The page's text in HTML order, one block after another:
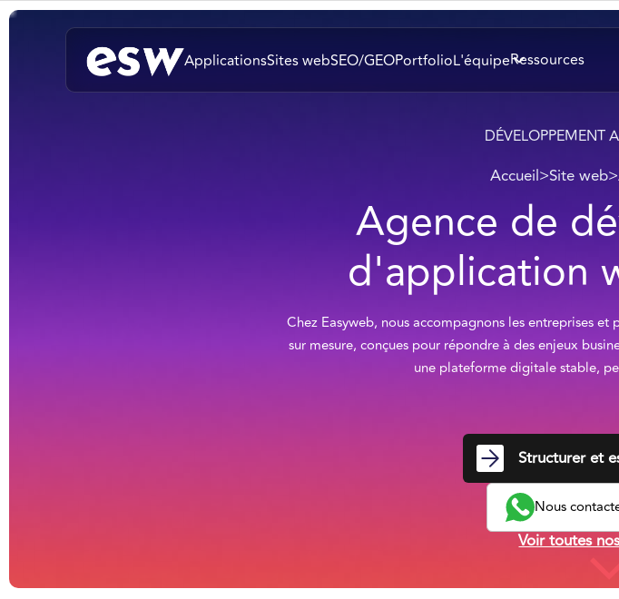
ApplicationsSites webSEO/GEOPortfolioL'équipeRessources
DÉVELOPPEMENT
Accueil>Site web>
Agence de
d'application
Chez Easyweb, nous accompagnons les entreprises
sur mesure, conçues pour répondre à des enjeux
une plateforme digitale stable,
Structurer et
Nous
Voir toutes